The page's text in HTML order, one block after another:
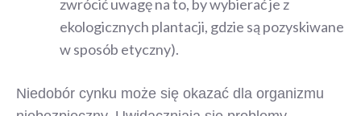
zwrócić uwagę na to, by wybierać je z
ekologicznych plantacji, gdzie są pozyskiwane
w sposób etyczny).
Niedobór cynku może się okazać dla organizmu